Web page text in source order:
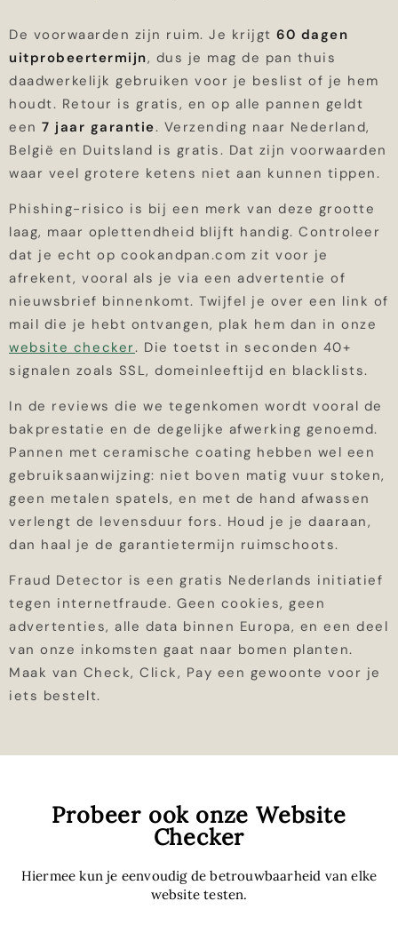
De voorwaarden zijn ruim. Je krijgt 60 dagen
uitprobeertermijn, dus je mag de pan thuis
daadwerkelijk gebruiken voor je beslist of je hem
houdt. Retour is gratis, en op alle pannen geldt
een 7 jaar garantie. Verzending naar Nederland,
België en Duitsland is gratis. Dat zijn voorwaarden
waar veel grotere ketens niet aan kunnen tippen.
Phishing-risico is bij een merk van deze grootte
laag, maar oplettendheid blijft handig. Controleer
dat je echt op cookandpan.com zit voor je
afrekent, vooral als je via een advertentie of
nieuwsbrief binnenkomt. Twijfel je over een link of
mail die je hebt ontvangen, plak hem dan in onze
website checker. Die toetst in seconden 40+
signalen zoals SSL, domeinleeftijd en blacklists.
In de reviews die we tegenkomen wordt vooral de
bakprestatie en de degelijke afwerking genoemd.
Pannen met ceramische coating hebben wel een
gebruiksaanwijzing: niet boven matig vuur stoken,
geen metalen spatels, en met de hand afwassen
verlengt de levensduur fors. Houd je je daaraan,
dan haal je de garantietermijn ruimschoots.
Fraud Detector is een gratis Nederlands initiatief
tegen internetfraude. Geen cookies, geen
advertenties, alle data binnen Europa, en een deel
van onze inkomsten gaat naar bomen planten.
Maak van Check, Click, Pay een gewoonte voor je
iets bestelt.
Probeer ook onze Website
Checker
Hiermee kun je eenvoudig de betrouwbaarheid van elke
website testen.